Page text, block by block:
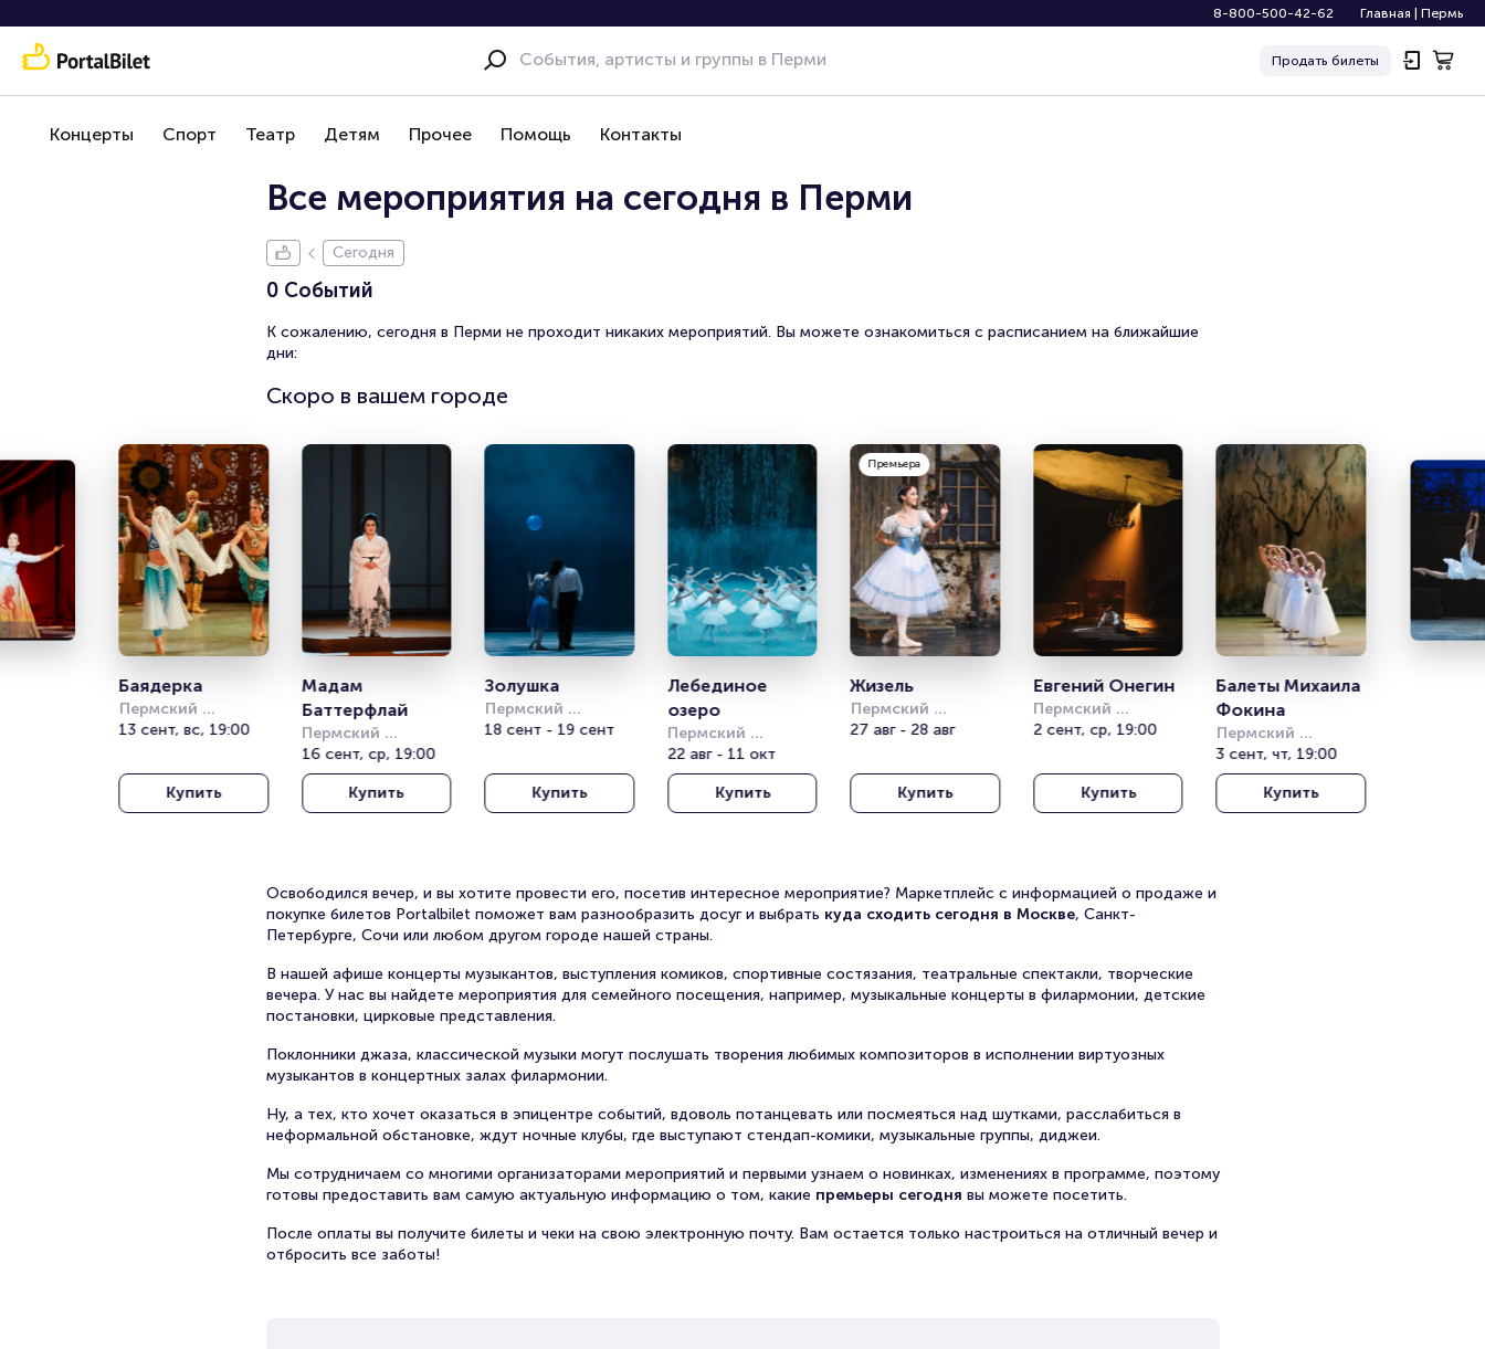
8-800-500-42-62 Главная Пермь
Продать билеты
Концерты Спорт Театр Детям Прочее Помощь Контакты
Все мероприятия на сегодня в Перми
Сегодня
0 Событий
К сожалению, сегодня в Перми не проходит никаких мероприятий. Вы можете ознакомиться с расписанием на ближайшие
дни:
Скоро в вашем городе
Баядерка
Пермский
академический
балета им. П. И.
Чайковского
13 сент, вс, 19:00
Купить
Мадам
Баттерфлай
Пермский
академический
театр оперы и
балета им. П. И.
Чайковского
16 сент, ср, 19:00
Купить
Золушка
Пермский
академический
балета им. П. И.
Чайковского
18 сент - 19 сент
Купить
Лебединое
озеро
Пермский
академический
театр оперы и
балета им. П. И.
Чайковского
22 авг - 11 окт
Купить
Премьера
Жизель
Пермский
академический
балета им. П. И.
Чайковского
27 авг - 28 авг
Купить
Евгений Онегин
Пермский
академический
балета им. П. И.
Чайковского
2 сент, ср, 19:00
Купить
Балеты Михаила
Фокина
Пермский
академический
театр оперы и
балета им. П. И.
Чайковского
3 сент, чт, 19:00
Купить
Освободился вечер, и вы хотите провести его, посетив интересное мероприятие? Маркетплейс с информацией о продаже и
покупке билетов Portalbilet поможет вам разнообразить досуг и выбрать куда сходить сегодня в Москве, Санкт-
Петербурге, Сочи или любом другом городе нашей страны.
В нашей афише концерты музыкантов, выступления комиков, спортивные состязания, театральные спектакли, творческие
вечера. У нас вы найдете мероприятия для семейного посещения, например, музыкальные концерты в филармонии, детские
постановки, цирковые представления.
Поклонники джаза, классической музыки могут послушать творения любимых композиторов в исполнении виртуозных
музыкантов в концертных залах филармонии.
Ну, а тех, кто хочет оказаться в эпицентре событий, вдоволь потанцевать или посмеяться над шутками, расслабиться в
неформальной обстановке, ждут ночные клубы, где выступают стендап-комики, музыкальные группы, диджеи.
Мы сотрудничаем со многими организаторами мероприятий и первыми узнаем о новинках, изменениях в программе, поэтому
готовы предоставить вам самую актуальную информацию о том, какие премьеры сегодня вы можете посетить.
После оплаты вы получите билеты и чеки на свою электронную почту. Вам остается только настроиться на отличный вечер и
отбросить все заботы!